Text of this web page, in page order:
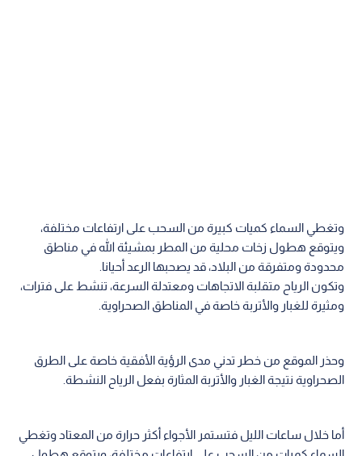
وتغطي السماء كميات كبيرة من السحب على ارتفاعات مختلفة،
ويتوقع هطول زخات محلية من المطر بمشيئة الله في مناطق
محدودة ومتفرقة من البلاد، قد يصحبها الرعد أحيانا.
وتكون الرياح متقلبة الاتجاهات ومعتدلة السرعة، تنشط على فترات،
ومثيرة للغبار والأتربة خاصة في المناطق الصحراوية.
وحذر الموقع من خطر تدني مدى الرؤية الأفقية خاصة على الطرق
الصحراوية نتيجة الغبار والأتربة المثارة بفعل الرياح النشطة.
أما خلال ساعات الليل فتستمر الأجواء أكثر حرارة من المعتاد وتغطي